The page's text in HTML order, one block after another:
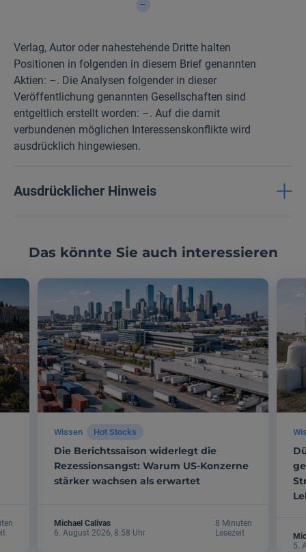
–
Verlag, Autor oder nahestehende Dritte halten
Positionen in folgenden in diesem Brief genannten
Aktien: –. Die Analysen folgender in dieser
Veröffentlichung genannten Gesellschaften sind
entgeltlich erstellt worden: –. Auf die damit
verbundenen möglichen Interessenskonflikte wird
ausdrücklich hingewiesen.
Ausdrücklicher Hinweis
Das könnte Sie auch interessieren
Wissen Hot Stocks
Die Berichtssaison widerlegt die
Rezessionsangst: Warum US-Konzerne
stärker wachsen als erwartet
Michael Calivas
6. August 2026, 8:58 Uhr
8 Minuten
Lesezeit
5.